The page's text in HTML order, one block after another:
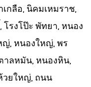
กลือ, นิคมเหมราช,
รงโป๊ะ พัทยา, หนอง
, หนองใหญ่, พร
าลหมัน, หนองหิน,
วยใหญ่, ถนน